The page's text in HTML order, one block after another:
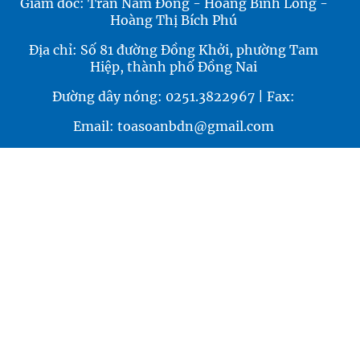
Giám đốc: Trần Nam Đông - Hoàng Bình Long -
Hoàng Thị Bích Phú
Địa chỉ: Số 81 đường Đồng Khởi, phường Tam
Hiệp, thành phố Đồng Nai
Đường dây nóng: 0251.3822967 | Fax:
Email: toasoanbdn@gmail.com